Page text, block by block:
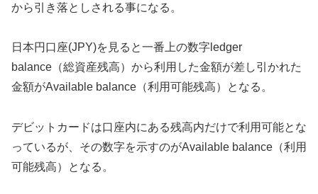
から引き落としされる事になる。
日本円口座(JPY)を見ると一番上の数字ledger
balance（総資産残高）から利用した金額が差し引かれた
金額がAvailable balance（利用可能残高）となる。
デビットカードは口座内にある残高内だけで利用可能とな
っているが、その数字を示すのがAvailable balance（利用
可能残高）となる。